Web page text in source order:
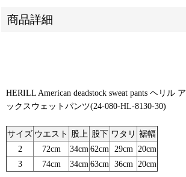
商品詳細
HERILL American deadstock sweat pants ヘリル
ックスウェットパンツ(24-080-HL-8130-30)
サイズ ウエスト 股上 股下 ワタリ 裾幅
2
72cm 34cm 62cm 29cm
20cm
3
74cm 34cm 63cm 36cm 20cm